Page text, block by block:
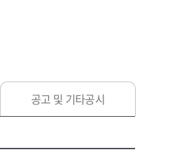
공고 및 기타공시